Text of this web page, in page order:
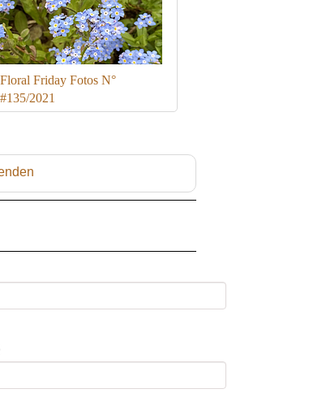
Floral Friday Fotos N°
#135/2021